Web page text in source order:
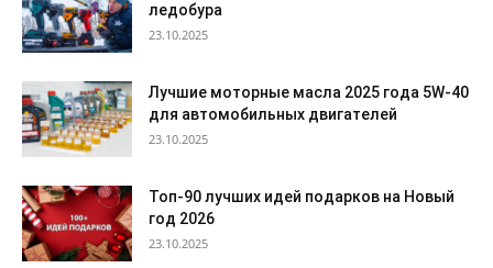
ледобура
23.10.2025
Лучшие моторные масла 2025 года 5W-40
для автомобильных двигателей
23.10.2025
Топ-90 лучших идей подарков на Новый
год 2026
23.10.2025